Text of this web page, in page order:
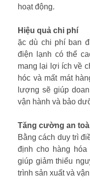
hoạt động.
Hiệu quả chi phí
ặc dù chi phí ban
điện lạnh có thể
mang lại lợi ích về
hóc và mất mát
lượng sẽ giúp
vận hành và bảo
Tăng cường an
Bằng cách duy trì
định cho hàng
giúp giảm thiểu
trình sản xuất và